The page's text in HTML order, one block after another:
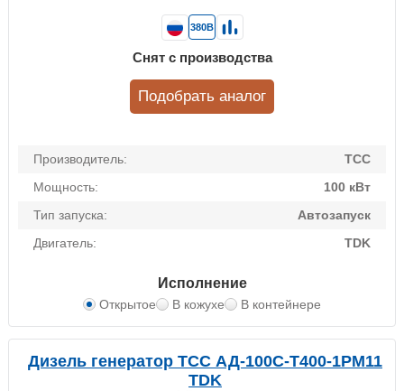
Производитель:
ТСС
Мощность:
100 кВт
Тип запуска:
Автозапуск
Двигатель:
TDK
Исполнение
Открытое В кожухе В контейнере
380В
Снят с производства
Подобрать аналог
Дизель генератор ТСС АД-100С-Т400-1РМ11
TDK